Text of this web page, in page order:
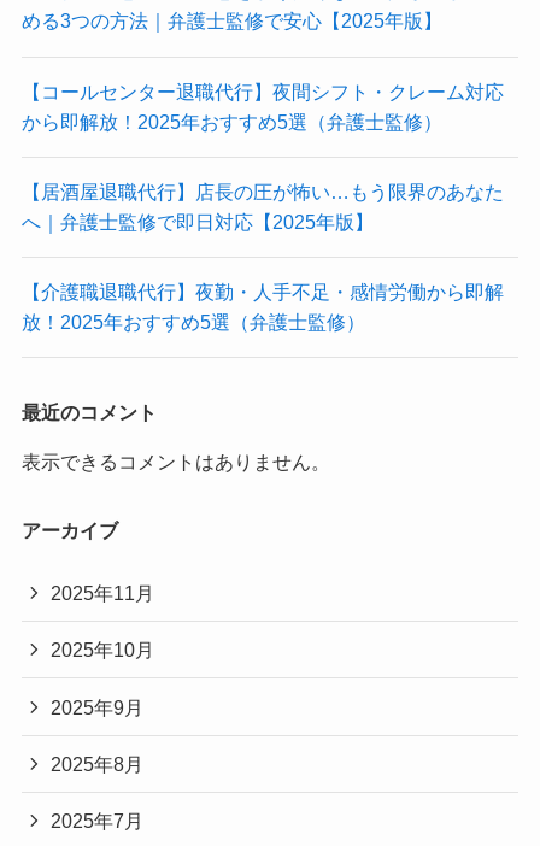
める3つの方法｜弁護士監修で安心【2025年版】
【コールセンター退職代行】夜間シフト・クレーム対応
から即解放！2025年おすすめ5選（弁護士監修）
【居酒屋退職代行】店長の圧が怖い…もう限界のあなた
へ｜弁護士監修で即日対応【2025年版】
【介護職退職代行】夜勤・人手不足・感情労働から即解
放！2025年おすすめ5選（弁護士監修）
最近のコメント
表示できるコメントはありません。
アーカイブ
2025年11月
2025年10月
2025年9月
2025年8月
2025年7月